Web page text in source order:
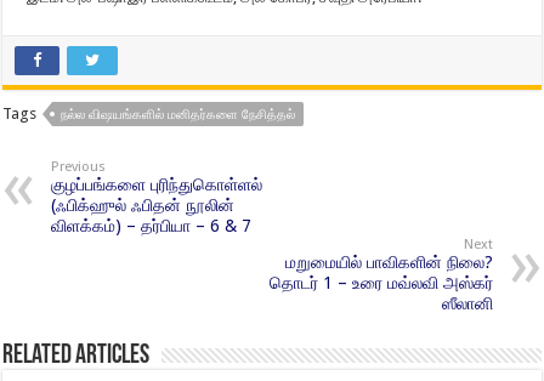
Tags நல்ல விஷயங்களில் மனிதர்களை நேசித்தல்
Previous
குழப்பங்களை புரிந்துகொள்ளல்
(ஃபிக்ஹுல் ஃபிதன் நூலின்
விளக்கம்) – தர்பியா – 6 & 7
Next
மறுமையில் பாவிகளின் நிலை?
தொடர் 1 – உரை மவ்லவி அஸ்கர்
ஸீலானி
Related Articles